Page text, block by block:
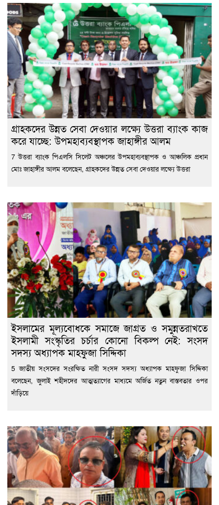
গ্রাহকদের উন্নত সেবা দেওয়ার লক্ষ্যে উত্তরা ব্যাংক কাজ
করে যাচ্ছে: উপমহাব্যবস্থাপক জাহাঙ্গীর আলম
7 উত্তরা ব্যাংক পিএলসি সিলেট অঞ্চলের উপমহাব্যবস্থাপক ও আঞ্চলিক প্রধান
মোঃ জাহাঙ্গীর আলম বলেছেন, গ্রাহকদের উন্নত সেবা দেওয়ার লক্ষ্যে উত্তরা
ইসলামের মূল্যবোধকে সমাজে জাগ্রত ও সমুন্নতরাখতে
ইসলামী সংস্কৃতির চর্চার কোনো বিকল্প নেই: সংসদ
সদস্য অধ্যাপক মাহফুজা সিদ্দিকা
5 জাতীয় সংসদের সংরক্ষিত নারী সংসদ সদস্য অধ্যাপক মাহফুজা সিদ্দিকা
বলেছেন, জুলাই শহীদদের আত্মত্যাগের মাধ্যমে অর্জিত নতুন বাস্তবতার ওপর
দাঁড়িয়ে